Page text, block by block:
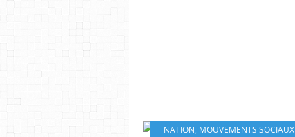
NATION, MOUVEMENTS SOCIAUX